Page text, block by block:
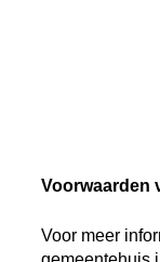
Voorwaarden
Voor meer